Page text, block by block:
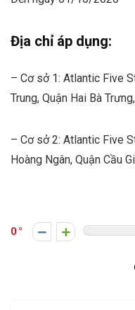
Địa chỉ áp dụng:
– Cơ sở 1: Atlantic Five
Trung, Quận Hai Bà
– Cơ sở 2: Atlantic Five
Hoàng Ngân, Quận Cầu
0